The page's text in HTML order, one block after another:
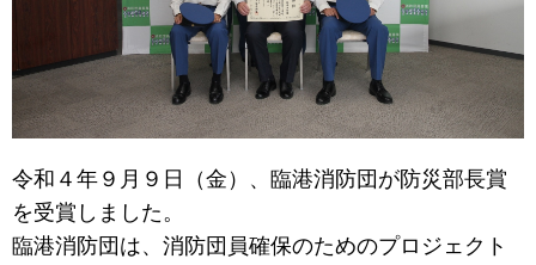
令和４年９月９日（金）、臨港消防団が防災部長賞
を受賞しました。
臨港消防団は、消防団員確保のためのプロジェクト